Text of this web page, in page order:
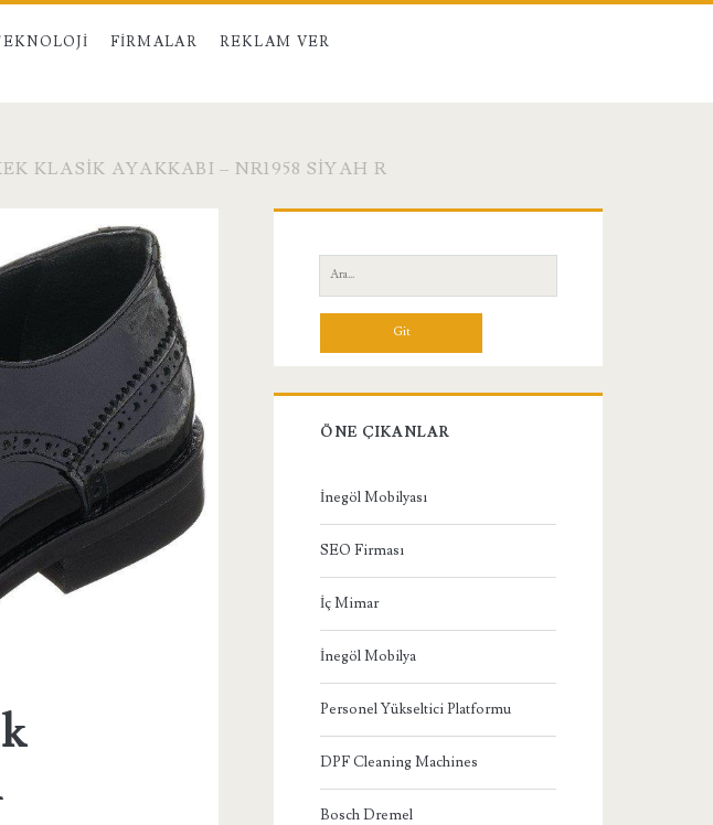
FIRMALAR REKLAM VER
KLASIK AYAKKABI – NR1958 SIYAH R
Yan
Menü
Ara:
ÖNE ÇIKANLAR
İnegöl Mobilyası
SEO Firması
İç Mimar
İnegöl Mobilya
Personel Yükseltici Platformu
DPF Cleaning Machines
Bosch Dremel